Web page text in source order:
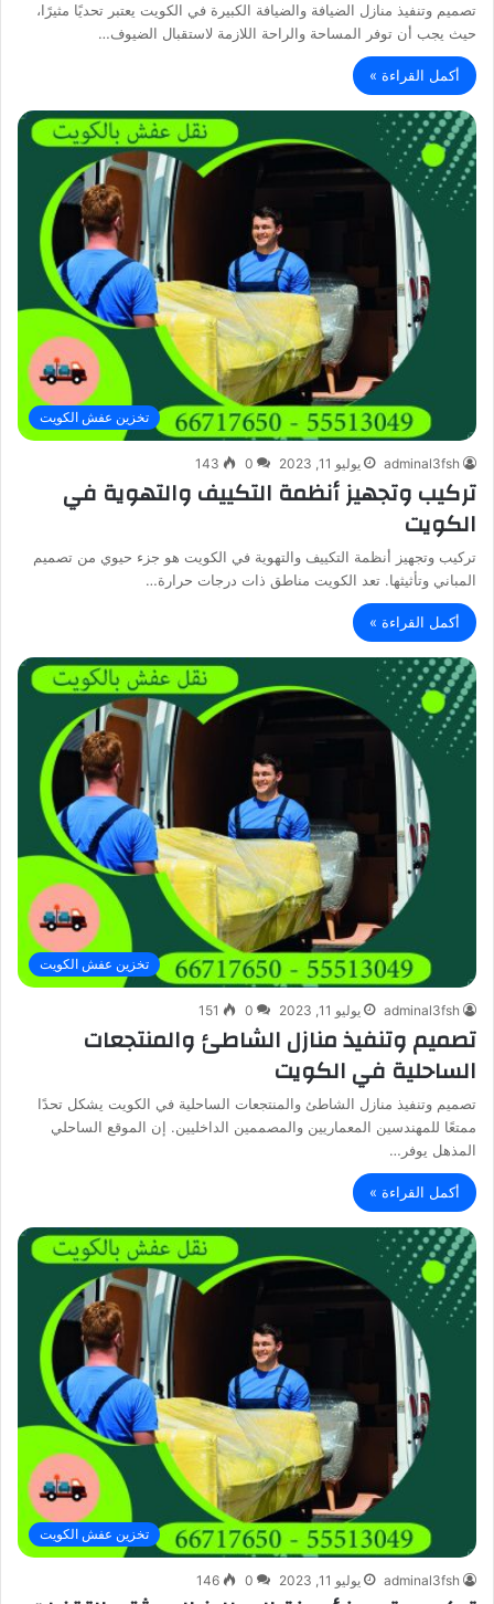
تصميم وتنفيذ منازل الضيافة والضيافة الكبيرة في الكويت يعتبر تحديًا مثيرًا،
حيث يجب أن توفر المساحة والراحة اللازمة لاستقبال الضيوف…
أكمل القراءة »
تخزين عفش الكويت
adminal3fsh يوليو 11, 2023 0
143
تركيب وتجهيز أنظمة التكييف والتهوية في
الكويت
تركيب وتجهيز أنظمة التكييف والتهوية في الكويت هو جزء حيوي من تصميم
المباني وتأثيثها. تعد الكويت مناطق ذات درجات حرارة…
أكمل القراءة »
تخزين عفش الكويت
adminal3fsh يوليو 11, 2023 0
151
تصميم وتنفيذ منازل الشاطئ والمنتجعات
الساحلية في الكويت
تصميم وتنفيذ منازل الشاطئ والمنتجعات الساحلية في الكويت يشكل تحدًا
ممتعًا للمهندسين المعماريين والمصممين الداخليين. إن الموقع الساحلي
المذهل يوفر…
أكمل القراءة »
تخزين عفش الكويت
adminal3fsh يوليو 11, 2023 0
146